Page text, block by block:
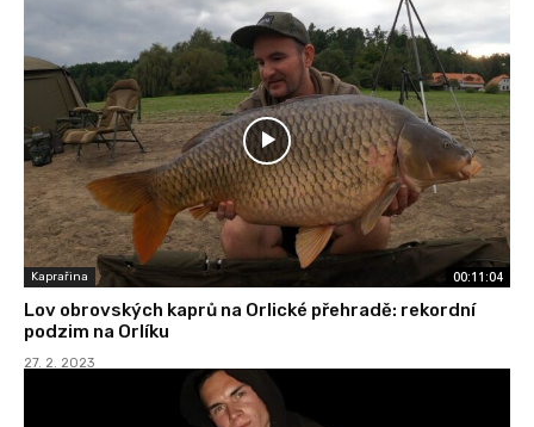
Kaprařina 00:11:04
Lov obrovských kaprů na Orlické přehradě: rekordní
podzim na Orlíku
27. 2. 2023